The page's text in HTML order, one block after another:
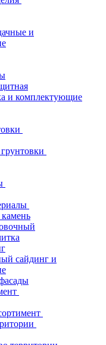
и
и комплектующие
сайдинг и